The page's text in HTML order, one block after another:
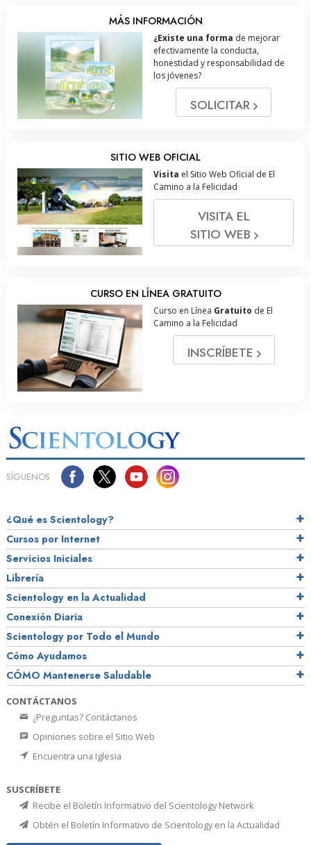
MÁS INFORMACIÓN
¿Existe una forma de mejorar
efectivamente la conducta,
honestidad y responsabilidad de
los jóvenes?
SOLICITAR
SITIO WEB OFICIAL
Visita el Sitio Web Oficial de El
Camino a la Felicidad
VISITA EL
SITIO WEB
CURSO EN LÍNEA GRATUITO
Curso en Línea Gratuito de El
Camino a la Felicidad
INSCRÍBETE
SÍGUENOS
¿Qué es Scientology?
Cursos por Internet
Servicios Iniciales
Librería
Scientology en la Actualidad
Conexión Diaria
Scientology por Todo el Mundo
Cómo Ayudamos
CÓMO Mantenerse Saludable
CONTÁCTANOS
¿Preguntas? Contáctanos
Opiniones sobre el Sitio Web
Encuentra una Iglesia
SUSCRÍBETE
Recibe el Boletín Informativo del Scientology Network
Obtén el Boletín Informativo de Scientology en la Actualidad